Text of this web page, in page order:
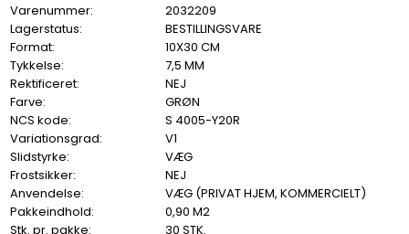
Varenummer:
2032209
Lagerstatus:
BESTILLINGSVARE
Format:
10X30 CM
Tykkelse:
7,5 MM
Rektificeret:
NEJ
Farve:
GRØN
NCS kode:
S 4005-Y20R
Variationsgrad:
V1
Slidstyrke:
VÆG
Frostsikker:
NEJ
Anvendelse:
VÆG (PRIVAT HJEM, KOMMERCIELT)
Pakkeindhold:
0,90 M2
Stk. pr. pakke:
30 STK.